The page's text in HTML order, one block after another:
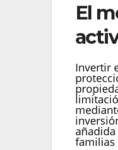
El
Invertir
familias